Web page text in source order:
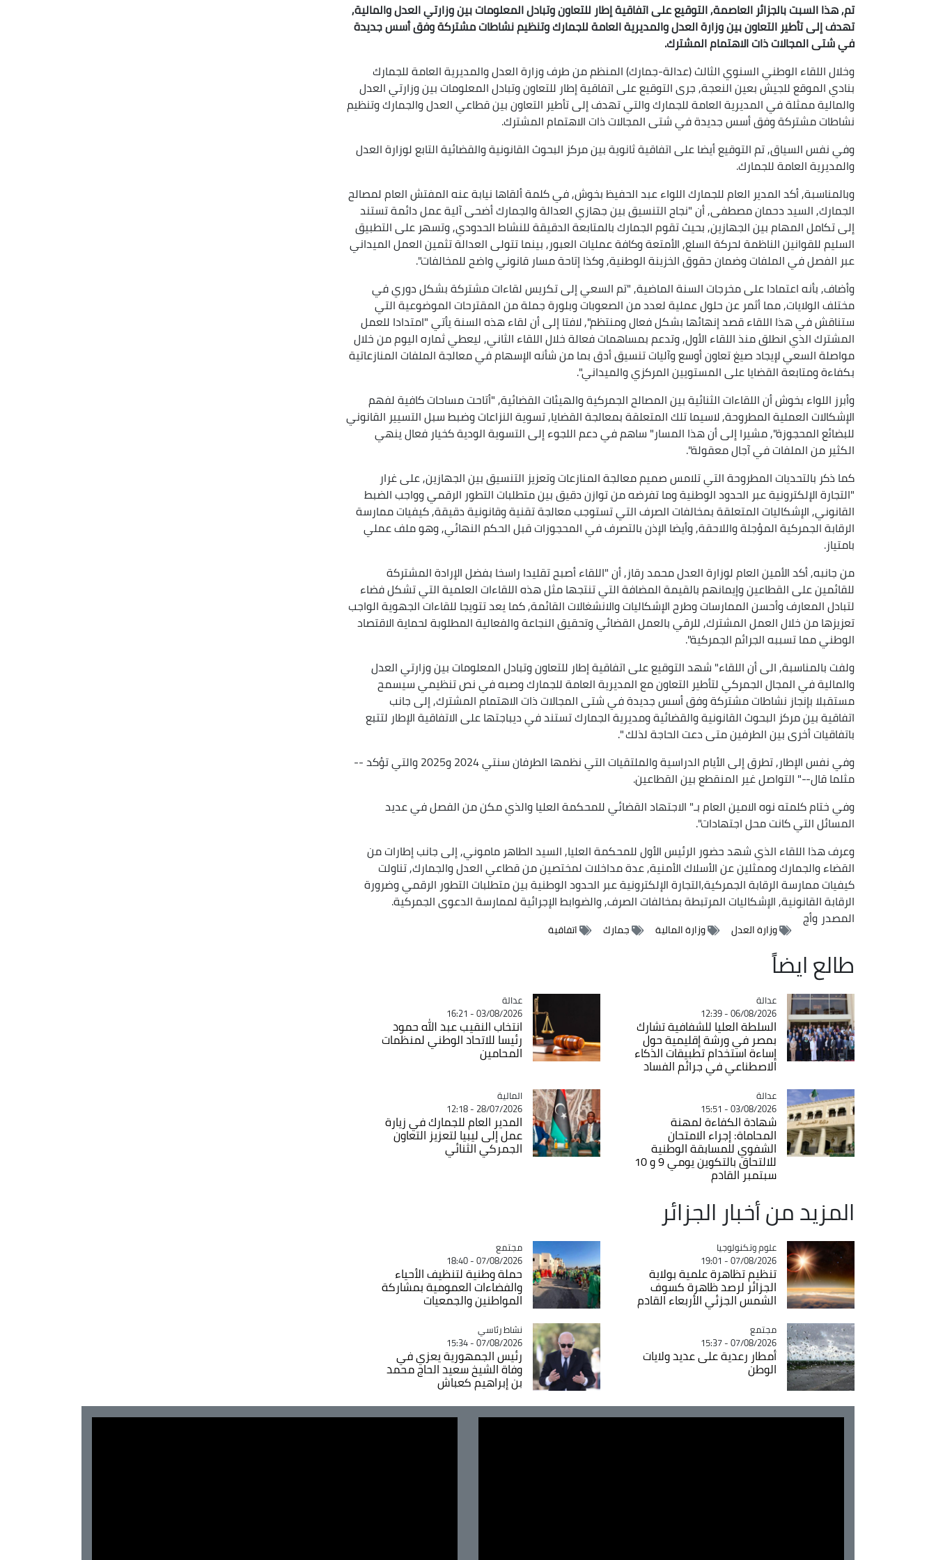
تم, هذا السبت بالجزائر العاصمة, التوقيع على اتفاقية إطار للتعاون وتبادل المعلومات بين وزارتي العدل والمالية,
تهدف إلى تأطير التعاون بين وزارة العدل والمديرية العامة للجمارك وتنظيم نشاطات مشتركة وفق أسس جديدة
في شتى المجالات ذات الاهتمام المشترك.
وخلال اللقاء الوطني السنوي الثالث (عدالة-جمارك) المنظم من طرف وزارة العدل والمديرية العامة للجمارك
بنادي الموقع للجيش بعين النعجة, جرى التوقيع على اتفاقية إطار للتعاون وتبادل المعلومات بين وزارتي العدل
والمالية ممثلة في المديرية العامة للجمارك والتي تهدف إلى تأطير التعاون بين قطاعي العدل والجمارك وتنظيم
نشاطات مشتركة وفق أسس جديدة في شتى المجالات ذات الاهتمام المشترك.
وفي نفس السياق, تم التوقيع أيضا على اتفاقية ثانوية بين مركز البحوث القانونية والقضائية التابع لوزارة العدل
والمديرية العامة للجمارك.
وبالمناسبة, أكد المدير العام للجمارك اللواء عبد الحفيظ بخوش, في كلمة ألقاها نيابة عنه المفتش العام لمصالح
الجمارك, السيد دحمان مصطفى, أن "نجاح التنسيق بين جهازي العدالة والجمارك أضحى آلية عمل دائمة تستند
إلى تكامل المهام بين الجهازين, بحيث تقوم الجمارك بالمتابعة الدقيقة للنشاط الحدودي, وتسهر على التطبيق
السليم للقوانين الناظمة لحركة السلع, الأمتعة وكافة عمليات العبور, بينما تتولى العدالة تثمين العمل الميداني
عبر الفصل في الملفات وضمان حقوق الخزينة الوطنية, وكذا إتاحة مسار قانوني واضح للمخالفات".
وأضاف, بأنه اعتمادا على مخرجات السنة الماضية, "تم السعي إلى تكريس لقاءات مشتركة بشكل دوري في
مختلف الولايات, مما أثمر عن حلول عملية لعدد من الصعوبات وبلورة جملة من المقترحات الموضوعية التي
ستناقش في هذا اللقاء قصد إنهائها بشكل فعال ومنتظم", لافتا إلى أن لقاء هذه السنة يأتي "امتدادا للعمل
المشترك الذي انطلق منذ اللقاء الأول, وتدعم بمساهمات فعالة خلال اللقاء الثاني, ليعطي ثماره اليوم من خلال
مواصلة السعي لإيجاد صيغ تعاون أوسع وآليات تنسيق أدق بما من شأنه الإسهام في معالجة الملفات المنازعاتية
بكفاءة ومتابعة القضايا على المستويين المركزي والميداني".
وأبرز اللواء بخوش أن اللقاءات الثنائية بين المصالح الجمركية والهيئات القضائية, "أتاحت مساحات كافية لفهم
الإشكالات العملية المطروحة, لاسيما تلك المتعلقة بمعالجة القضايا, تسوية النزاعات وضبط سبل التسيير القانوني
للبضائع المحجوزة", مشيرا إلى أن هذا المسار" ساهم في دعم اللجوء إلى التسوية الودية كخيار فعال ينهي
الكثير من الملفات في آجال معقولة".
كما ذكر بالتحديات المطروحة التي تلامس صميم معالجة المنازعات وتعزيز التنسيق بين الجهازين, على غرار
"التجارة الإلكترونية عبر الحدود الوطنية وما تفرضه من توازن دقيق بين متطلبات التطور الرقمي وواجب الضبط
القانوني, الإشكاليات المتعلقة بمخالفات الصرف التي تستوجب معالجة تقنية وقانونية دقيقة, كيفيات ممارسة
الرقابة الجمركية المؤجلة واللاحقة, وأيضا الإذن بالتصرف في المحجوزات قبل الحكم النهائي, وهو ملف عملي
بامتياز.
من جانبه, أكد الأمين العام لوزارة العدل محمد رقاز, أن "اللقاء أصبح تقليدا راسخا بفضل الإرادة المشتركة
للقائمين على القطاعين وإيمانهم بالقيمة المضافة التي تنتجها مثل هذه اللقاءات العلمية التي تشكل فضاء
لتبادل المعارف وأحسن الممارسات وطرح الإشكاليات والانشغالات القائمة, كما يعد تتويجا للقاءات الجهوية الواجب
تعزيزها من خلال العمل المشترك, للرقي بالعمل القضائي وتحقيق النجاعة والفعالية المطلوبة لحماية الاقتصاد
الوطني مما تسببه الجرائم الجمركية".
ولفت بالمناسبة, الى أن اللقاء" شهد التوقيع على اتفاقية إطار للتعاون وتبادل المعلومات بين وزارتي العدل
والمالية في المجال الجمركي لتأطير التعاون مع المديرية العامة للجمارك وصبه في نص تنظيمي سيسمح
مستقبلا بإنجاز نشاطات مشتركة وفق أسس جديدة في شتى المجالات ذات الاهتمام المشترك, إلى جانب
اتفاقية بين مركز البحوث القانونية والقضائية ومديرية الجمارك تستند في ديباجتها على الاتفاقية الإطار لتتبع
باتفاقيات أخرى بين الطرفين متى دعت الحاجة لذلك ".
وفي نفس الإطار, تطرق إلى الأيام الدراسية والملتقيات التي نظمها الطرفان سنتي 2024 و2025 والتي تؤكد --
مثلما قال--" التواصل غير المنقطع بين القطاعين.
وفي ختام كلمته نوه الامين العام بـ" الاجتهاد القضائي للمحكمة العليا والذي مكن من الفصل في عديد
المسائل التي كانت محل اجتهادات".
وعرف هذا اللقاء الذي شهد حضور الرئيس الأول للمحكمة العليا, السيد الطاهر ماموني, إلى جانب إطارات من
القضاء والجمارك وممثلين عن الأسلاك الأمنية, عدة مداخلات لمختصين من قطاعي العدل والجمارك, تناولت
كيفيات ممارسة الرقابة الجمركية,التجارة الإلكترونية عبر الحدود الوطنية بين متطلبات التطور الرقمي وضرورة
الرقابة القانونية, الإشكاليات المرتبطة بمخالفات الصرف, والضوابط الإجرائية لممارسة الدعوى الجمركية.
المصدر وأج
وزارة العدل وزارة المالية جمارك اتفاقية
طالع ايضاً
Catégorie
عدالة
06/08/2026 - 12:39
السلطة العليا للشفافية تشارك
بمصر في ورشة إقليمية حول
إساءة استخدام تطبيقات الذكاء
الاصطناعي في جرائم الفساد
Catégorie
عدالة
03/08/2026 - 16:21
انتخاب النقيب عبد الله حمود
رئيسا للاتحاد الوطني لمنظمات
المحامين
Catégorie
عدالة
03/08/2026 - 15:51
شهادة الكفاءة لمهنة
المحاماة: إجراء الامتحان
الشفوي للمسابقة الوطنية
للالتحاق بالتكوين يومي 9 و 10
سبتمبر القادم
Catégorie
المالية
28/07/2026 - 12:18
المدير العام للجمارك في زيارة
عمل إلى ليبيا لتعزيز التعاون
الجمركي الثنائي
المزيد من أخبار الجزائر
Catégorie
علوم وتكنولوجيا
07/08/2026 - 19:01
تنظيم تظاهرة علمية بولاية
الجزائر لرصد ظاهرة كسوف
الشمس الجزئي الأربعاء القادم
Catégorie
مجتمع
07/08/2026 - 18:40
حملة وطنية لتنظيف الأحياء
والفضاءات العمومية بمشاركة
المواطنين والجمعيات
Catégorie
مجتمع
07/08/2026 - 15:37
أمطار رعدية على عديد ولايات
الوطن
Catégorie
نشاط رئاسي
07/08/2026 - 15:34
رئيس الجمهورية يعزي في
وفاة الشيخ سعيد الحاج محمد
بن إبراهيم كعباش